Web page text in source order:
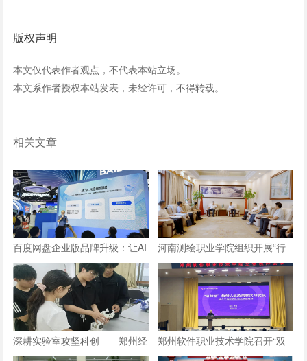
版权声明
本文仅代表作者观点，不代表本站立场。
本文系作者授权本站发表，未经许可，不得转载。
相关文章
百度网盘企业版品牌升级：让AI
长在数字资产上，成就“超级组
织”
河南测绘职业学院组织开展“行
走的思政课”实践教学活动
深耕实验室攻坚科创——郑州经
贸学院学子自研仿生机械手
郑州软件职业技术学院召开“双
师型”教师认定政策及企业实践